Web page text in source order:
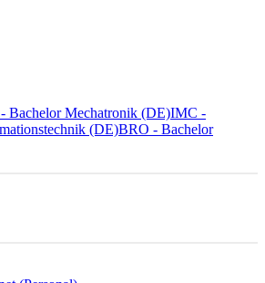
Bachelor Mechatronik (DE)IMC -
(DE)BRO - Bachelor